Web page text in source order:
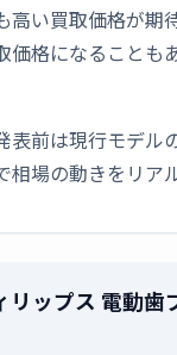
高い買取価格が期
格になることも
表前は現行モデル
場の動きをリア
リップス 電動